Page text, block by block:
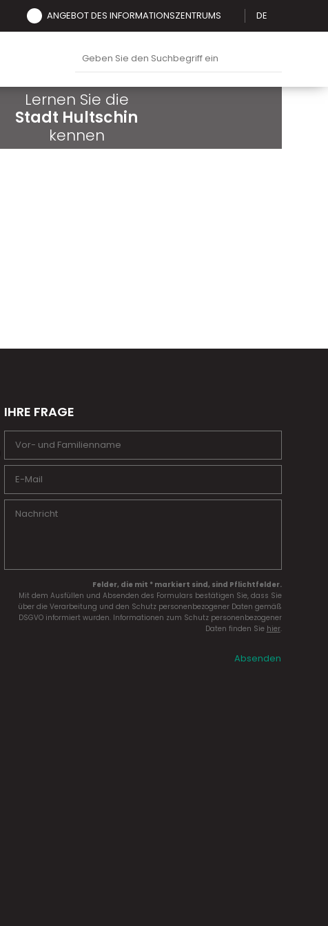
ANGEBOT DES INFORMATIONSZENTRUMS DE
Lernen Sie die
Stadt Hultschin
kennen
IHRE FRAGE
Felder, die mit * markiert sind, sind Pflichtfelder.
Mit dem Ausfüllen und Absenden des Formulars bestätigen Sie, dass Sie
über die Verarbeitung und den Schutz personenbezogener Daten gemäß
DSGVO informiert wurden. Informationen zum Schutz personenbezogener
Daten finden Sie hier.
Absenden